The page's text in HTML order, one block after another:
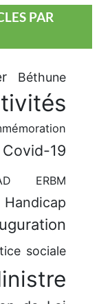
PAR
Béthune
Covid-19
ERBM
Handicap
sociale